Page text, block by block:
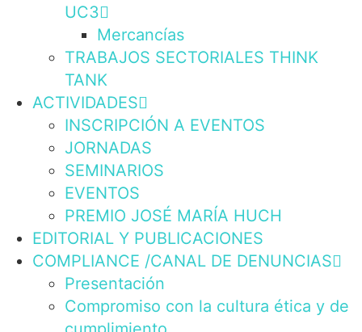
UC3
Mercancías
TRABAJOS SECTORIALES THINK
TANK
ACTIVIDADES
INSCRIPCIÓN A EVENTOS
JORNADAS
SEMINARIOS
EVENTOS
PREMIO JOSÉ MARÍA HUCH
EDITORIAL Y PUBLICACIONES
COMPLIANCE /CANAL DE DENUNCIAS
Presentación
Compromiso con la cultura ética y de